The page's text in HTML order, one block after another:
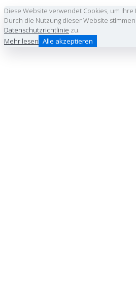
Diese Website verwendet Cookies, um
Durch die Nutzung dieser Website
Datenschutzrichtlinie zu.
Mehr lesen Alle akzeptieren